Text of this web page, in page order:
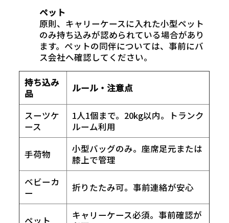
ペット
原則、キャリーケースに入れた小型ペット
のみ持ち込みが認められている場合があり
ます。ペットの同伴については、事前にバ
ス会社へ確認してください。
持ち込み
品
ルール・注意点
スーツケ
ース
1人1個まで。20kg以内。トランク
ルーム利用
手荷物
小型バッグのみ。座席足元または
膝上で管理
ベビーカ
ー
折りたたみ可。事前連絡が安心
キャリーケース必須。事前確認が